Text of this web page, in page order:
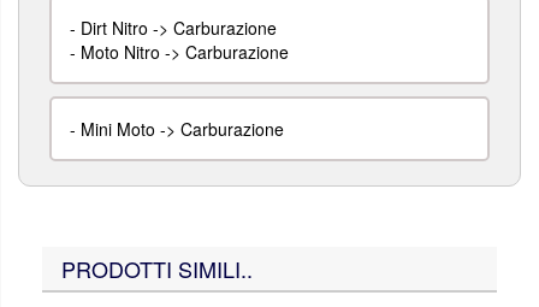
- Dirt Nitro -> Carburazione
- Moto Nitro -> Carburazione
- Mini Moto -> Carburazione
PRODOTTI SIMILI..